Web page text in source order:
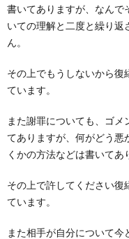
書いてありますが、なんで
いての理解と二度と繰り
ん。
その上でもうしないから
ています。
また謝罪についても、ゴ
てありますが、何がどう
くかの方法などは書いてあ
その上で許してください
ています。
また相手が自分について